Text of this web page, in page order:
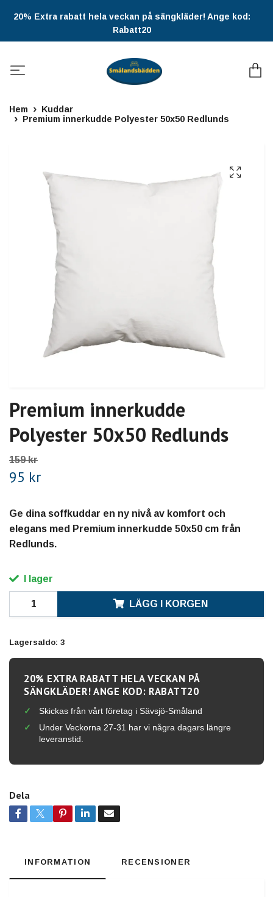
20% Extra rabatt hela veckan på sängkläder! Ange kod:
Rabatt20
Hem
Kuddar
Premium innerkudde Polyester 50x50 Redlunds
Premium innerkudde
Polyester 50x50 Redlunds
159 kr
95 kr
Ge dina soffkuddar en ny nivå av komfort och
elegans med Premium innerkudde 50x50 cm från
Redlunds.
I lager
LÄGG I KORGEN
Lagersaldo: 3
20% EXTRA RABATT HELA VECKAN PÅ
SÄNGKLÄDER! ANGE KOD: RABATT20
Skickas från vårt företag i Sävsjö-Småland
Under Veckorna 27-31 har vi några dagars längre
leveranstid.
Dela
INFORMATION RECENSIONER